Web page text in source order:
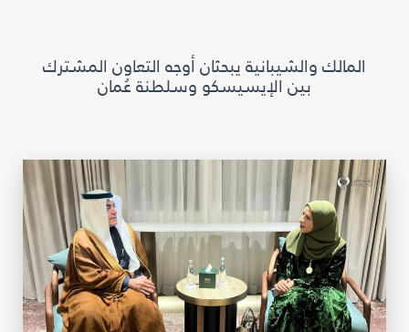
متاحف ومعارض
آخر الأخبار
الأحداث
وسائل التواصل الاجتماعي للإيسيسكو
للتواصل
الاتصال بنا
المالك والشيبانية يبحثان أوجه التعاون المشترك
بين الإيسيسكو وسلطنة عُمان